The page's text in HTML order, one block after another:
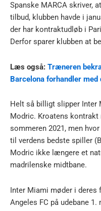
Spanske MARCA skriver,
tilbud, klubben havde i
der har kontraktudløb i
Derfor sparer klubben at
Læs også: Træneren
Barcelona forhandler med
Helt så billigt slipper
Modric. Kroatens kontrakt
sommeren 2021, men
til verdens bedste spiller
Modric ikke længere et
madrilenske midtbane.
Inter Miami møder i deres
Angeles FC på udebane 1.